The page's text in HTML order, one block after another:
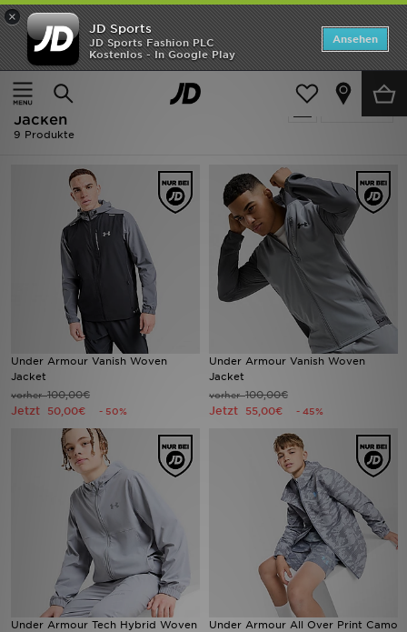
×
JD Sports
JD Sports Fashion PLC
Kostenlos - In Google Play
Ansehen
Home
Ausverkauf | Grau Under Armour Jacken
Verfeinern
Ausverkauf | Grau Under Armour
Jacken
9 Produkte
Under Armour Vanish Woven
Jacket
vorher100,00€
Jetzt 50,00€ - 50%
Under Armour Vanish Woven
Jacket
vorher100,00€
Jetzt 55,00€ - 45%
Under Armour Tech Hybrid Woven
Under Armour All Over Print Camo
ANGEBOTE
Neuheiten
Herren
Bestsellers
Marken
Sport
Lade die APP
Filialfinder
Hilfe & Kontakt
Geschenkgutschein
Studenten